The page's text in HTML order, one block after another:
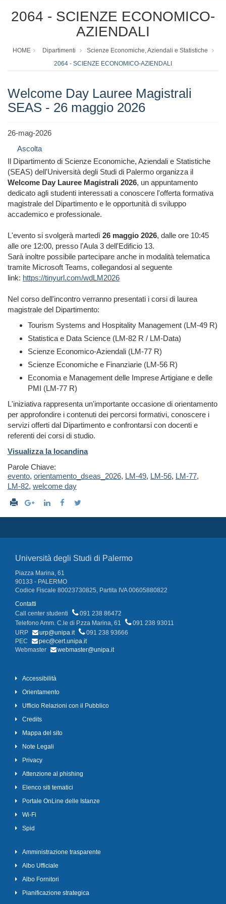
2064 - SCIENZE ECONOMICO-
AZIENDALI
HOME Dipartimenti
Scienze Economiche, Aziendali e Statistiche
2064 - SCIENZE ECONOMICO-AZIENDALI
Welcome Day Lauree Magistrali
SEAS - 26 maggio 2026
26-mag-2026
Ascolta
Il Dipartimento di Scienze Economiche, Aziendali e Statistiche
(SEAS) dell'Università degli Studi di Palermo organizza il
Welcome Day Lauree Magistrali 2026, un appuntamento
dedicato agli studenti interessati a conoscere l'offerta formativa
magistrale del Dipartimento e le opportunità di sviluppo
accademico e professionale.
L'evento si svolgerà martedì 26 maggio 2026, dalle ore 10:45
alle ore 12:00, presso l'Aula 3 dell'Edificio 13.
Sarà inoltre possibile partecipare anche in modalità telematica
tramite Microsoft Teams, collegandosi al seguente
link: https://tinyurl.com/wdLM2026
Nel corso dell'incontro verranno presentati i corsi di laurea
magistrale del Dipartimento:
Tourism Systems and Hospitality Management (LM-49 R)
Statistica e Data Science (LM-82 R / LM-Data)
Scienze Economico-Aziendali (LM-77 R)
Scienze Economiche e Finanziarie (LM-56 R)
Economia e Management delle Imprese Artigiane e delle
PMI (LM-77 R)
L'iniziativa rappresenta un'importante occasione di orientamento
per approfondire i contenuti dei percorsi formativi, conoscere i
servizi offerti dal Dipartimento e confrontarsi con docenti e
referenti dei corsi di studio.
Visualizza la locandina
Parole Chiave:
evento, orientamento_dseas_2026, LM-49, LM-56, LM-77,
LM-82, welcome day
Università degli Studi di Palermo
Piazza Marina, 61
90133 - PALERMO
Codice Fiscale 80023730825, Partita IVA 00605880822
Contatti
Call center studenti
091 238 86472
Telefono Amm. C.le di P.zza Marina, 61
091 238 93011
URP
urp@unipa.it
091 238 93666
PEC
pec@cert.unipa.it
Webmaster
webmaster@unipa.it
Accessibilità
Orientamento
Ufficio Relazioni con il Pubblico
Credits
Mappa del sito
Note Legali
Privacy
Attenzione al phishing
Elenco siti tematici
Portale OnLine delle Istanze
Wi-Fi
Spid
Amministrazione trasparente
Albo Ufficiale
Albo Fornitori
Pianificazione strategica